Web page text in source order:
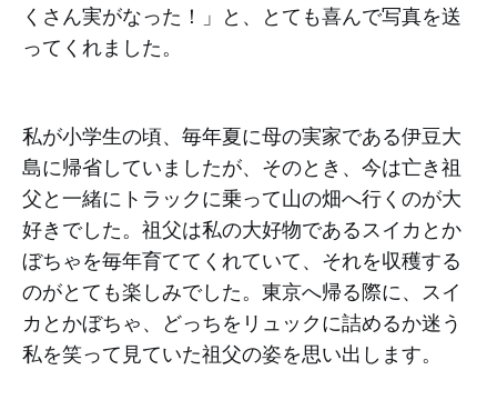
くさん実がなった！」と、とても喜んで写真を送
ってくれました。
私が小学生の頃、毎年夏に母の実家である伊豆大
島に帰省していましたが、そのとき、今は亡き祖
父と一緒にトラックに乗って山の畑へ行くのが大
好きでした。祖父は私の大好物であるスイカとか
ぼちゃを毎年育ててくれていて、それを収穫する
のがとても楽しみでした。東京へ帰る際に、スイ
カとかぼちゃ、どっちをリュックに詰めるか迷う
私を笑って見ていた祖父の姿を思い出します。